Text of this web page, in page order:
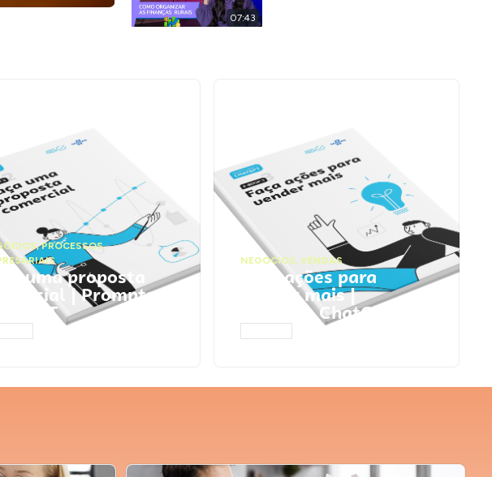
07:43
,PROCESSOS
uma proposta
| Prompts
NEGÓCIOS, VENDAS
Faça ações para
vender mais |
Prompts ChatGPT